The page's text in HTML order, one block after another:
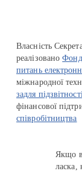
Власність
реалізовано
питань
міжнародної
задля
фінансової
співробітництва
Якщо